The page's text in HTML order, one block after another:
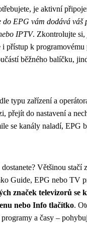
je aktivní
do EPG vám dodává váš
IPTV. Zkontrolujte si,
i přístup k
běžného balíčku,
typu zařízení a
přejít do nastavení a
se kanály naladí, EPG
Většinou stačí
Guide, EPG nebo TV
značek televizorů se
nebo Info tlačítko.
a časy –